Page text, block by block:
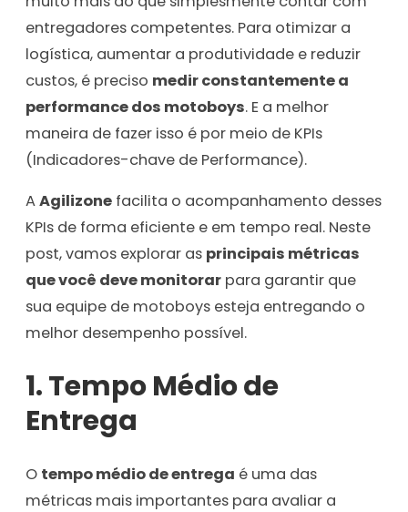
entregadores competentes. Para otimizar a
logística, aumentar a produtividade e reduzir
custos, é preciso medir constantemente a
performance dos motoboys. E a melhor
maneira de fazer isso é por meio de KPIs
(Indicadores-chave de Performance).
AAgilizone facilita o acompanhamento desses
KPIs de forma eficiente e em tempo real. Neste
post, vamos explorar as principais métricas
que você deve monitorar para garantir que
sua equipe de motoboys esteja entregando o
melhor desempenho possível.
1.Tempo Médio de
Entrega
O tempo médio de entrega é uma das
métricas mais importantes para avaliar a